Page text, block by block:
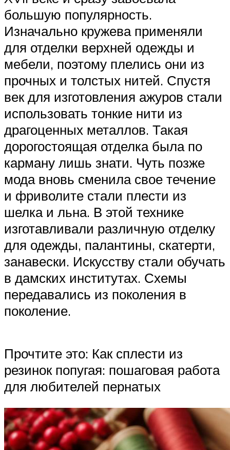
большую популярность.
Изначально кружева применяли
для отделки верхней одежды и
мебели, поэтому плелись они из
прочных и толстых нитей. Спустя
век для изготовления ажуров стали
использовать тонкие нити из
драгоценных металлов. Такая
дорогостоящая отделка была по
карману лишь знати. Чуть позже
мода вновь сменила свое течение
и фриволите стали плести из
шелка и льна. В этой технике
изготавливали различную отделку
для одежды, палантины, скатерти,
занавески. Искусству стали обучать
в дамских институтах. Схемы
передавались из поколения в
поколение.
Прочтите это: Как сплести из
резинок попугая: пошаговая работа
для любителей пернатых